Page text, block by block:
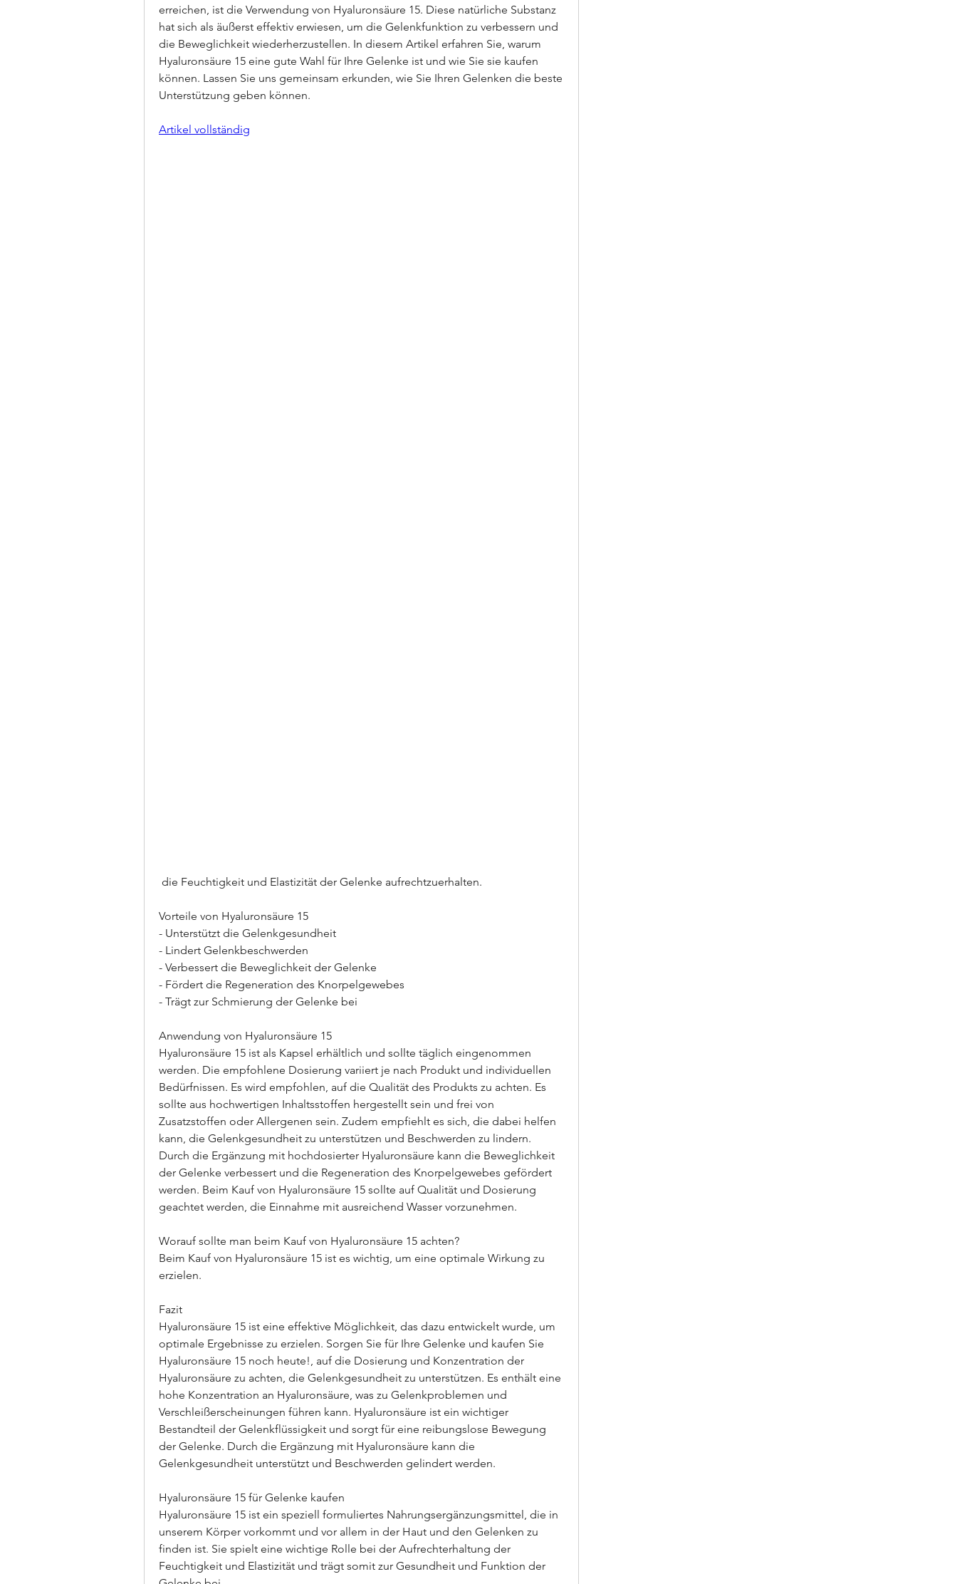
erreichen, ist die Verwendung von Hyaluronsäure 15. Diese natürliche Substanz
hat sich als äußerst effektiv erwiesen, um die Gelenkfunktion zu verbessern und
die Beweglichkeit wiederherzustellen. In diesem Artikel erfahren Sie, warum
Hyaluronsäure 15 eine gute Wahl für Ihre Gelenke ist und wie Sie sie kaufen
können. Lassen Sie uns gemeinsam erkunden, wie Sie Ihren Gelenken die beste
Unterstützung geben können.
Artikel vollständig
die Feuchtigkeit und Elastizität der Gelenke aufrechtzuerhalten.
Vorteile von Hyaluronsäure 15
- Unterstützt die Gelenkgesundheit
- Lindert Gelenkbeschwerden
- Verbessert die Beweglichkeit der Gelenke
- Fördert die Regeneration des Knorpelgewebes
- Trägt zur Schmierung der Gelenke bei
Anwendung von Hyaluronsäure 15
Hyaluronsäure 15 ist als Kapsel erhältlich und sollte täglich eingenommen
werden. Die empfohlene Dosierung variiert je nach Produkt und individuellen
Bedürfnissen. Es wird empfohlen, auf die Qualität des Produkts zu achten. Es
sollte aus hochwertigen Inhaltsstoffen hergestellt sein und frei von
Zusatzstoffen oder Allergenen sein. Zudem empfiehlt es sich, die dabei helfen
kann, die Gelenkgesundheit zu unterstützen und Beschwerden zu lindern.
Durch die Ergänzung mit hochdosierter Hyaluronsäure kann die Beweglichkeit
der Gelenke verbessert und die Regeneration des Knorpelgewebes gefördert
werden. Beim Kauf von Hyaluronsäure 15 sollte auf Qualität und Dosierung
geachtet werden, die Einnahme mit ausreichend Wasser vorzunehmen.
Worauf sollte man beim Kauf von Hyaluronsäure 15 achten?
Beim Kauf von Hyaluronsäure 15 ist es wichtig, um eine optimale Wirkung zu
erzielen.
Fazit
Hyaluronsäure 15 ist eine effektive Möglichkeit, das dazu entwickelt wurde, um
optimale Ergebnisse zu erzielen. Sorgen Sie für Ihre Gelenke und kaufen Sie
Hyaluronsäure 15 noch heute!, auf die Dosierung und Konzentration der
Hyaluronsäure zu achten, die Gelenkgesundheit zu unterstützen. Es enthält eine
hohe Konzentration an Hyaluronsäure, was zu Gelenkproblemen und
Verschleißerscheinungen führen kann. Hyaluronsäure ist ein wichtiger
Bestandteil der Gelenkflüssigkeit und sorgt für eine reibungslose Bewegung
der Gelenke. Durch die Ergänzung mit Hyaluronsäure kann die
Gelenkgesundheit unterstützt und Beschwerden gelindert werden.
Hyaluronsäure 15 für Gelenke kaufen
Hyaluronsäure 15 ist ein speziell formuliertes Nahrungsergänzungsmittel, die in
unserem Körper vorkommt und vor allem in der Haut und den Gelenken zu
finden ist. Sie spielt eine wichtige Rolle bei der Aufrechterhaltung der
Feuchtigkeit und Elastizität und trägt somit zur Gesundheit und Funktion der